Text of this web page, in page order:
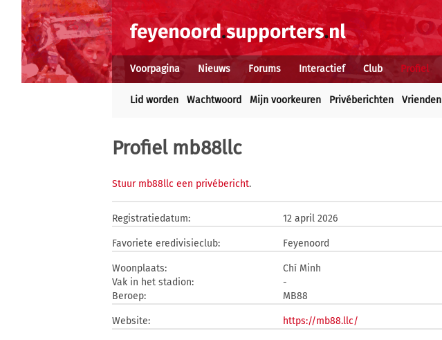
Voorpagina Nieuws Forums Interactief Club Profiel
Lid worden Wachtwoord Mijn voorkeuren Privéberichten Vrienden
Profiel mb88llc
Stuur mb88llc een privébericht.
Registratiedatum: 12 april 2026
Favoriete eredivisieclub: Feyenoord
Woonplaats:
Chí Minh
Vak in het stadion:
-
Beroep:
MB88
Website: https://mb88.llc/